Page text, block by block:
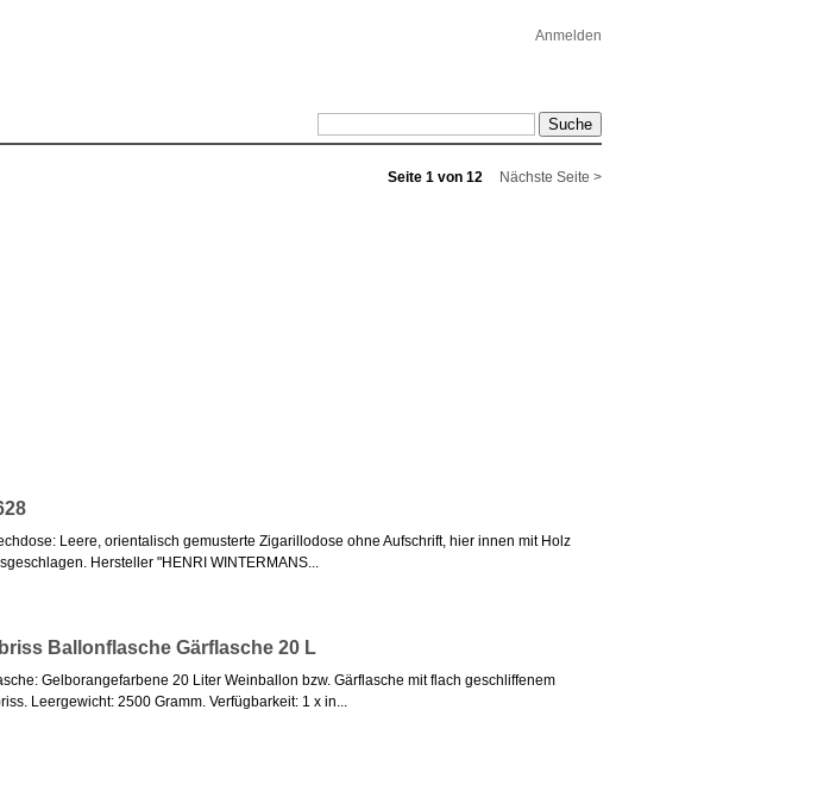
Anmelden
Seite 1 von 12 Nächste Seite >
Leere, orientalisch gemusterte Zigarillodose ohne Aufschrift, hier innen mit Holz
Hersteller "HENRI WINTERMANS...
Ballonflasche Gärflasche 20 L
Gelborangefarbene 20 Liter Weinballon bzw. Gärflasche mit flach geschliffenem
Leergewicht: 2500 Gramm. Verfügbarkeit: 1 x in...